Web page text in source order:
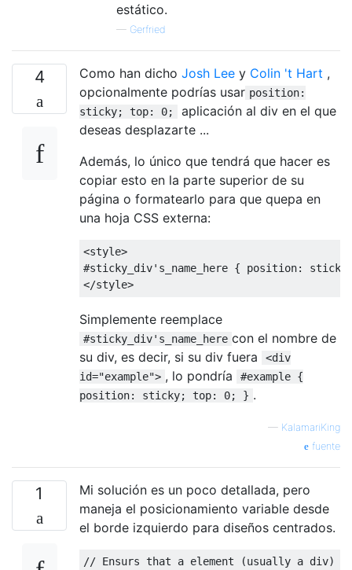
estático.
— Gerfried
4 Como han dicho Josh Lee y Colin 't Hart ,
opcionalmente podrías usar position:
sticky; top: 0;
aplicación al div en el que
deseas desplazarte ...
Además, lo único que tendrá que hacer es
copiar esto en la parte superior de su
página o formatearlo para que quepa en
una hoja CSS externa:
<style>
#sticky_div' s_name_here { position: sticky
</style>
Simplemente reemplace
#sticky_div's_name_here con el nombre de
su div, es decir, si su div fuera
<div
id="example"> , lo pondría
#example {
position: sticky; top: 0; } .
— KalamariKing
fuente
1
Mi solución es un poco detallada, pero
maneja el posicionamiento variable desde
el borde izquierdo para diseños centrados.
// Ensurs that a element (usually a div)